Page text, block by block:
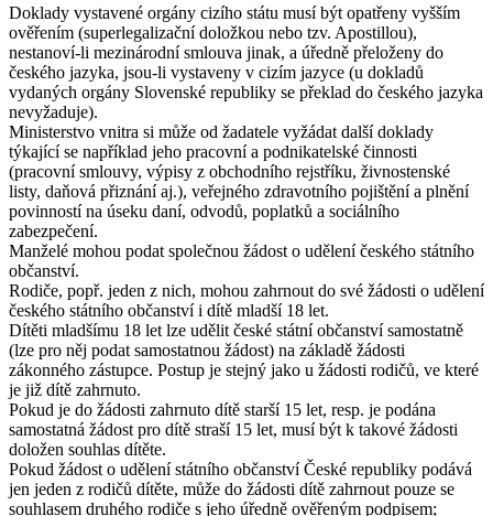
Doklady vystavené orgány cizího státu musí být opatřeny vyšším
ověřením (superlegalizační doložkou nebo tzv. Apostillou),
nestanoví-li mezinárodní smlouva jinak, a úředně přeloženy do
českého jazyka, jsou-li vystaveny v cizím jazyce (u dokladů
vydaných orgány Slovenské republiky se překlad do českého jazyka
nevyžaduje).
Ministerstvo vnitra si může od žadatele vyžádat další doklady
týkající se například jeho pracovní a podnikatelské činnosti
(pracovní smlouvy, výpisy z obchodního rejstříku, živnostenské
listy, daňová přiznání aj.), veřejného zdravotního pojištění a plnění
povinností na úseku daní, odvodů, poplatků a sociálního
zabezpečení.
Manželé mohou podat společnou žádost o udělení českého státního
občanství.
Rodiče, popř. jeden z nich, mohou zahrnout do své žádosti o udělení
českého státního občanství i dítě mladší 18 let.
Dítěti mladšímu 18 let lze udělit české státní občanství samostatně
(lze pro něj podat samostatnou žádost) na základě žádosti
zákonného zástupce. Postup je stejný jako u žádosti rodičů, ve které
je již dítě zahrnuto.
Pokud je do žádosti zahrnuto dítě starší 15 let, resp. je podána
samostatná žádost pro dítě straší 15 let, musí být k takové žádosti
doložen souhlas dítěte.
Pokud žádost o udělení státního občanství České republiky podává
jen jeden z rodičů dítěte, může do žádosti dítě zahrnout pouze se
souhlasem druhého rodiče s jeho úředně ověřeným podpisem;